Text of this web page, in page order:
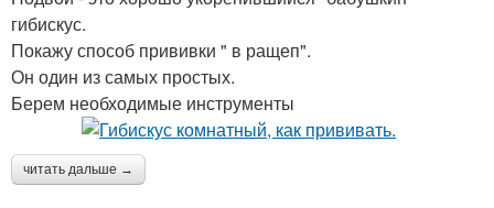
гибискус.
Покажу способ прививки " в ращеп".
Он один из самых простых.
Берем необходимые инструменты
читать дальше →